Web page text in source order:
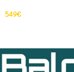
549€